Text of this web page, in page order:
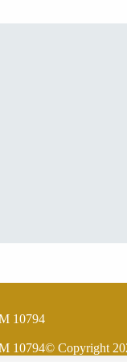
10794
10794© Copyright